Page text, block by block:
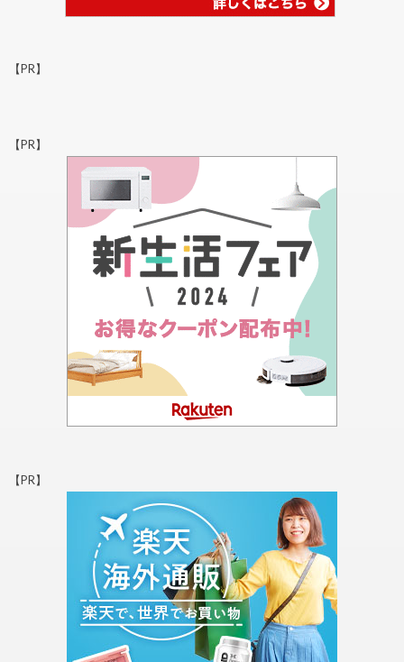
【PR】
【PR】
【PR】